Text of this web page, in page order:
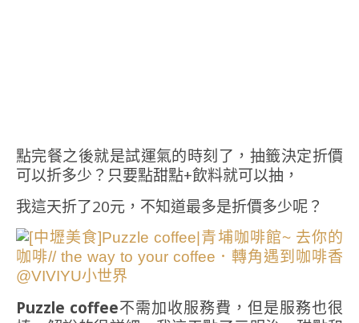
點完餐之後就是試運氣的時刻了，抽籤決定折價
可以折多少？只要點甜點+飲料就可以抽，
我這天折了20元，不知道最多是折價多少呢？
Puzzle coffee不需加收服務費，但是服務也很